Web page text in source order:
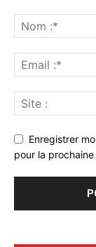
Enregistrer
pour la